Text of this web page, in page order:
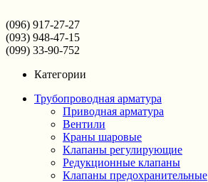
(096) 917-27-27
(093) 948-47-15
(099) 33-90-752
Категории
Трубопроводная арматура
Приводная арматура
Вентили
Краны шаровые
Клапаны регулирующие
Редукционные клапаны
Клапаны предохранительные